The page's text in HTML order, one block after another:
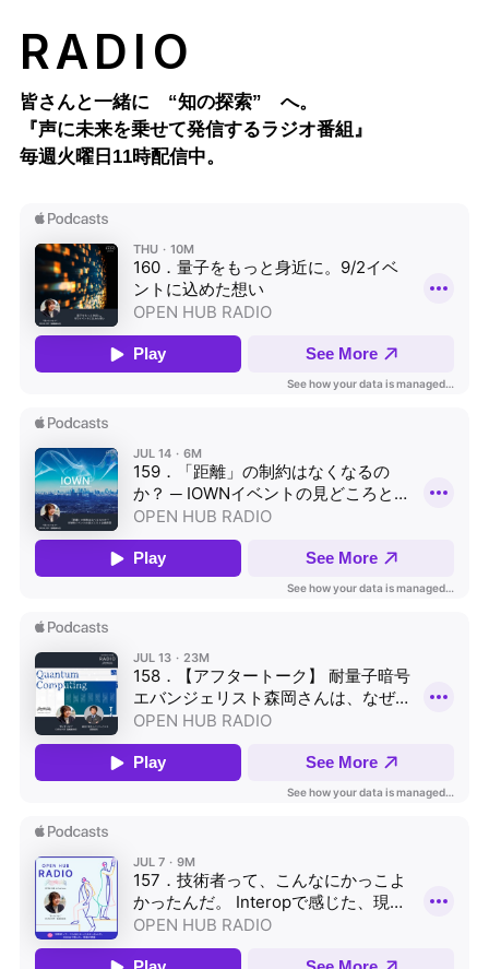
RADIO
皆さんと一緒に “知の探索” へ。
『声に未来を乗せて発信するラジオ番組』
毎週火曜日11時配信中。